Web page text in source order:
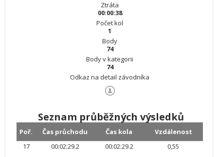
Ztráta
00:00:38
Počet kol
1
Body
74
Body v kategorii
74
Odkaz na detail závodníka
Seznam průběžných výsledků
Poř. Čas průchodu Čas kola
Vzdálenost
17
00:02:29.2 00:02:29.2 0,55